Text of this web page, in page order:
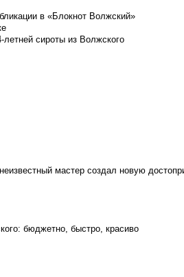
в «Блокнот Волжский»
сироты из Волжского
мастер создал новую
бюджетно, быстро, красиво